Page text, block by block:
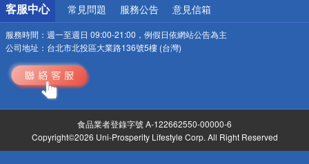
客服中心 常見問題 服務公告 意見信箱
服務時間： 週一至週日 09:00-21:00，例假日依網站公告為主
公司地址： 台北市北投區大業路136號5樓 (台灣)
食品業者登錄字號 A-122662550-00000-6
Copyright©2026 Uni-Prosperity Lifestyle Corp. All Right Reserved